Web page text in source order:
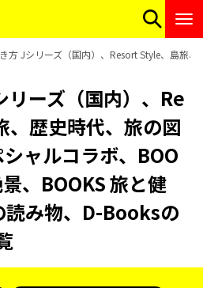
方 Jシリーズ（国内）、Resort Style、島旅
リーズ（国内）、Re
歴史時代、旅の図
ャルコラボ、BOO
、BOOKS 旅と健
読み物、D-Booksの